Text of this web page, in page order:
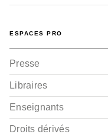
ESPACES PRO
Presse
Libraires
Enseignants
Droits dérivés